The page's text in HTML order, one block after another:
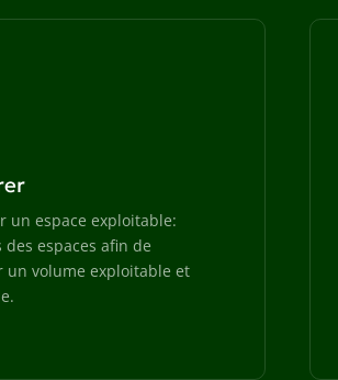
un espace exploitable:
des espaces afin de
un volume exploitable et